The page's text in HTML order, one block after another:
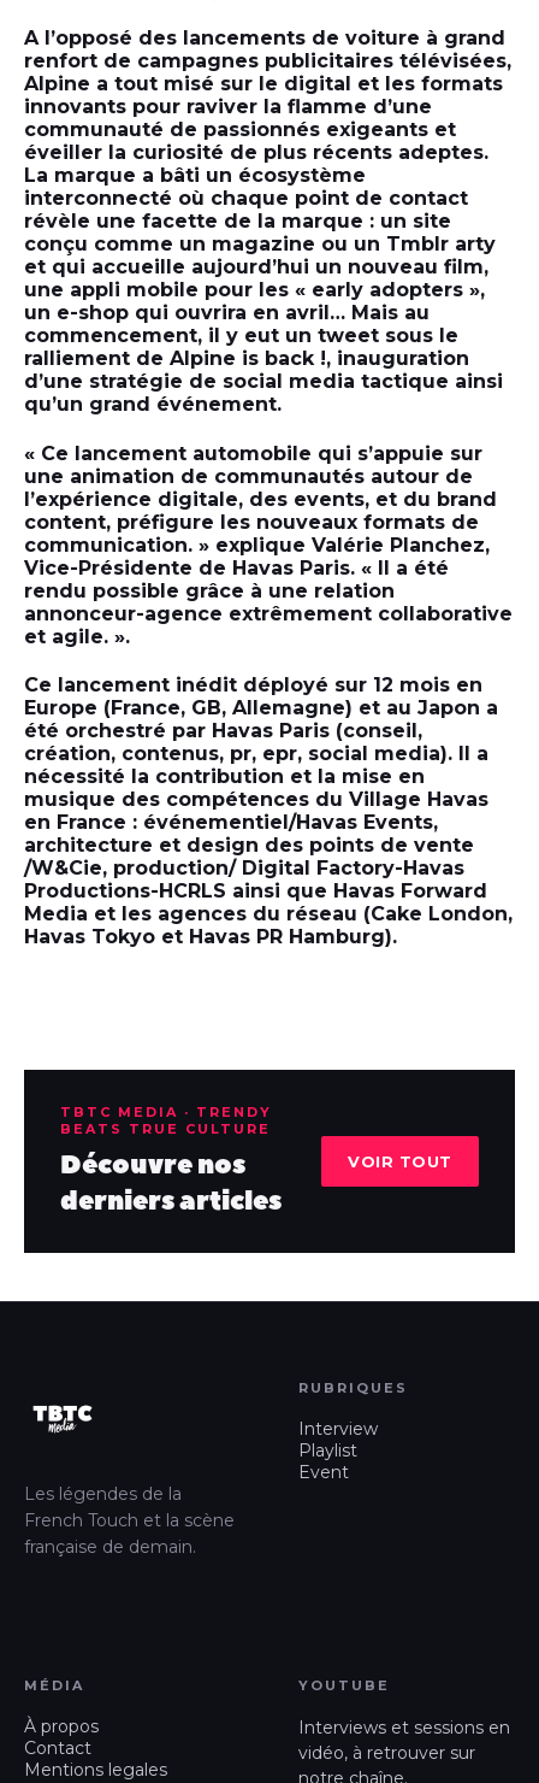
A l’opposé des lancements de voiture à grand
renfort de campagnes publicitaires télévisées,
Alpine a tout misé sur le digital et les formats
innovants pour raviver la flamme d’une
communauté de passionnés exigeants et
éveiller la curiosité de plus récents adeptes.
La marque a bâti un écosystème
interconnecté où chaque point de contact
révèle une facette de la marque : un site
conçu comme un magazine ou un Tmblr arty
et qui accueille aujourd’hui un nouveau film,
une appli mobile pour les « early adopters »,
un e-shop qui ouvrira en avril… Mais au
commencement, il y eut un tweet sous le
ralliement de Alpine is back !, inauguration
d’une stratégie de social media tactique ainsi
qu’un grand événement.
« Ce lancement automobile qui s’appuie sur
une animation de communautés autour de
l’expérience digitale, des events, et du brand
content, préfigure les nouveaux formats de
communication. » explique Valérie Planchez,
Vice-Présidente de Havas Paris. « Il a été
rendu possible grâce à une relation
annonceur-agence extrêmement collaborative
et agile. ».
Ce lancement inédit déployé sur 12 mois en
Europe (France, GB, Allemagne) et au Japon a
été orchestré par Havas Paris (conseil,
création, contenus, pr, epr, social media). Il a
nécessité la contribution et la mise en
musique des compétences du Village Havas
en France : événementiel/Havas Events,
architecture et design des points de vente
/W&Cie, production/ Digital Factory-Havas
Productions-HCRLS ainsi que Havas Forward
Media et les agences du réseau (Cake London,
Havas Tokyo et Havas PR Hamburg).
TBTC MEDIA · TRENDY
BEATS TRUE CULTURE
Découvre nos
derniers articles
VOIR TOUT
Les légendes de la
French Touch et la scène
française de demain.
RUBRIQUES
Interview
Playlist
Event
MÉDIA
À propos
Contact
Mentions legales
YOUTUBE
Interviews et sessions en
vidéo, à retrouver sur
notre chaîne.